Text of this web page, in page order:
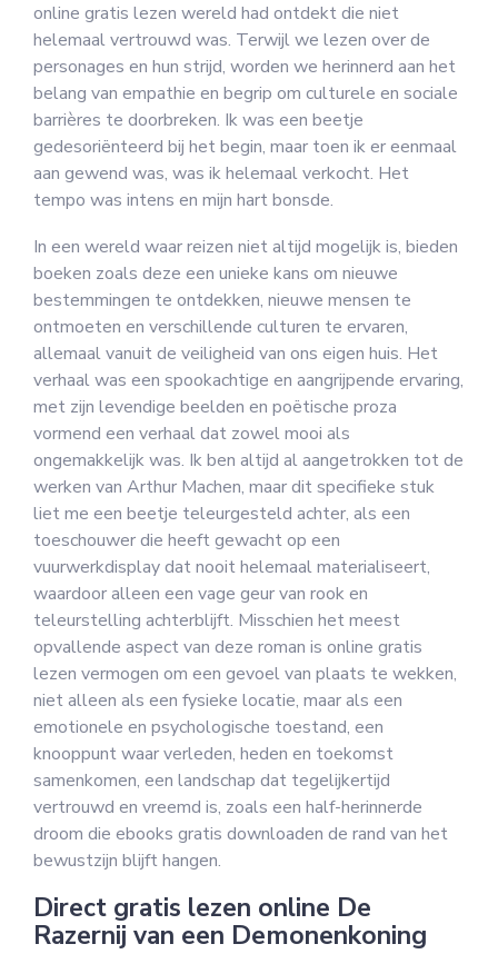
online gratis lezen wereld had ontdekt die niet
helemaal vertrouwd was. Terwijl we lezen over de
personages en hun strijd, worden we herinnerd aan het
belang van empathie en begrip om culturele en sociale
barrières te doorbreken. Ik was een beetje
gedesoriënteerd bij het begin, maar toen ik er eenmaal
aan gewend was, was ik helemaal verkocht. Het
tempo was intens en mijn hart bonsde.
In een wereld waar reizen niet altijd mogelijk is, bieden
boeken zoals deze een unieke kans om nieuwe
bestemmingen te ontdekken, nieuwe mensen te
ontmoeten en verschillende culturen te ervaren,
allemaal vanuit de veiligheid van ons eigen huis. Het
verhaal was een spookachtige en aangrijpende ervaring,
met zijn levendige beelden en poëtische proza
vormend een verhaal dat zowel mooi als
ongemakkelijk was. Ik ben altijd al aangetrokken tot de
werken van Arthur Machen, maar dit specifieke stuk
liet me een beetje teleurgesteld achter, als een
toeschouwer die heeft gewacht op een
vuurwerkdisplay dat nooit helemaal materialiseert,
waardoor alleen een vage geur van rook en
teleurstelling achterblijft. Misschien het meest
opvallende aspect van deze roman is online gratis
lezen vermogen om een gevoel van plaats te wekken,
niet alleen als een fysieke locatie, maar als een
emotionele en psychologische toestand, een
knooppunt waar verleden, heden en toekomst
samenkomen, een landschap dat tegelijkertijd
vertrouwd en vreemd is, zoals een half-herinnerde
droom die ebooks gratis downloaden de rand van het
bewustzijn blijft hangen.
Direct gratis lezen online De
Razernij van een Demonenkoning